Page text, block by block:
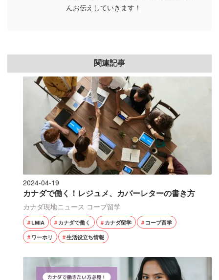
んお伝えしていきます！
関連記事
2024-04-19
カナダで働く！レジュメ、カバーレターの書き方
カナダ現地ニュース コープ留学
LMIA カナダで働く カナダ留学
コープ留学
ワーホリ
生活役立ち情報